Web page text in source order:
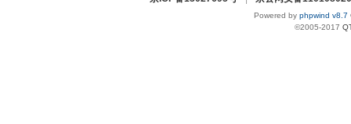
Powered by phpwind v8.7
©2005-2017